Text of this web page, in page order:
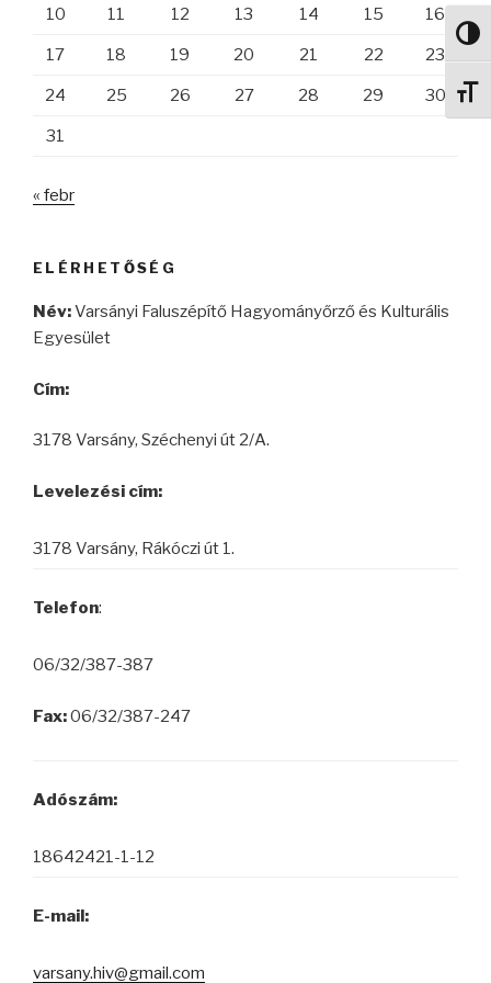
10 11 12 13 14 15 16
17 18 19 20 21 22 23
24 25 26 27 28 29 30
31
« febr
ELÉRHETŐSÉG
Név:Varsányi Faluszépítő Hagyományőrző és Kulturális
Egyesület
Cím:
3178 Varsány, Széchenyi út 2/A.
Levelezési cím:
3178 Varsány, Rákóczi út 1.
Telefon:
06/32/387-387
Fax:06/32/387-247
Adószám:
18642421-1-12
E-mail:
varsany.hiv@gmail.com